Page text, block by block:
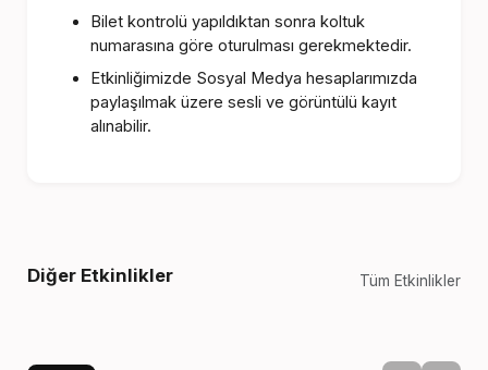
Bilet kontrolü yapıldıktan sonra koltuk
numarasına göre oturulması gerekmektedir.
Etkinliğimizde Sosyal Medya hesaplarımızda
paylaşılmak üzere sesli ve görüntülü kayıt
alınabilir.
Diğer Etkinlikler Tüm Etkinlikler